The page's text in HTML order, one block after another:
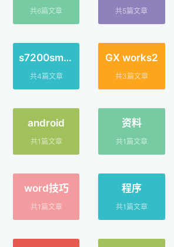
共6篇文章 共5篇文章
s7200smar
t
共4篇文章
GX works2
共3篇文章
android
共1篇文章
资料
共1篇文章
word技巧
共1篇文章
程序
共1篇文章